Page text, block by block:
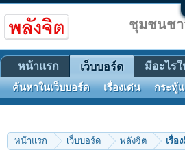
หน้าแรก เว็บบอร์ด พลังจิต เรื่อ
ชุมชนช
หน้าแรก เว็บบอร์ด
ค้นหาในเว็บบอร์ด เรื่องเด่น กระทู้
มีอะไร